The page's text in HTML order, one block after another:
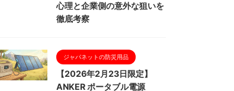
心理と企業側の意外な狙いを
徹底考察
ジャパネットの防災用品
【2026年2月23日限定】
ANKER ポータブル電源